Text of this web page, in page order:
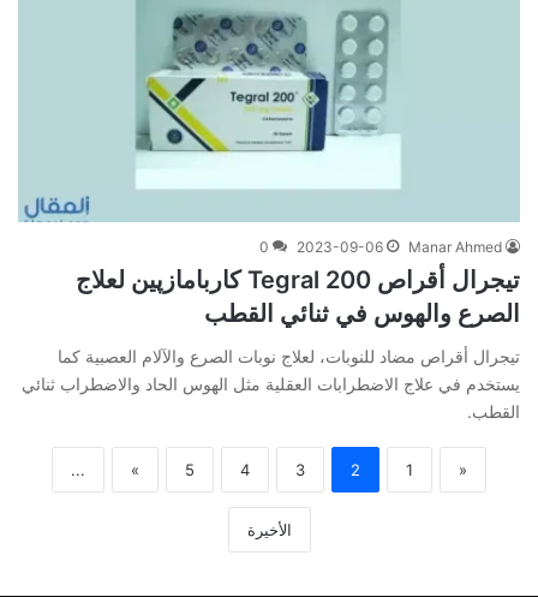
Manar Ahmed
2023-09-06
0
تيجرال أقراص 200 Tegral كاربامازپين لعلاج
الصرع والهوس في ثنائي القطب
تيجرال أقراص مضاد للنوبات، لعلاج نوبات الصرع والآلام العصبية كما
يستخدم في علاج الاضطرابات العقلية مثل الهوس الحاد والاضطراب ثنائي
القطب.
«
1
2
3
4
5
»
...
الأخيرة